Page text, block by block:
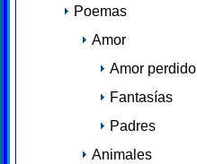
Poemas
Amor
Amor perdido
Fantasías
Padres
Animales